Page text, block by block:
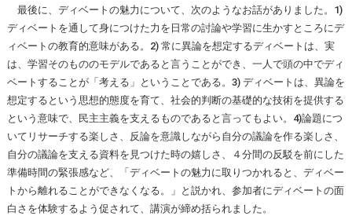
最後に、ディベートの魅力について、次のようなお話がありました。1)
ディベートを通して身につけた力を日常の討論や学習に生かすところにデ
ィベートの教育的意味がある。2) 常に異論を想定するディベートは、実
は、学習そのもののモデルであると言うことができ、一人で頭の中でディ
ベートすることが「考える」ということである。3) ディベートは、異論を
想定するという思想的態度を育て、社会的判断の基礎的な技術を提供する
という意味で、民主主義を支えるものであると言ってもよい。4)論題につ
いてリサーチする楽しさ、反論を意識しながら自分の議論を作る楽しさ、
自分の議論を支える資料を見つけた時の嬉しさ、４分間の反駁を前にした
準備時間の緊張感など、「ディベートの魅力に取りつかれると、ディベー
トから離れることができなくなる。」と説かれ、参加者にディベートの面
白さを体験するよう促されて、講演が締め括られました。